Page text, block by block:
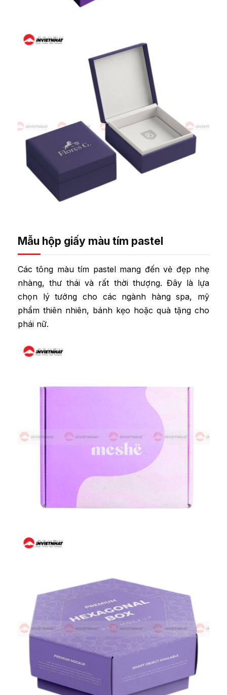
Mẫu hộp giấy màu tím pastel
Các tông màu tím pastel mang đến vẻ đẹp nhẹ
nhàng, thư thái và rất thời thượng. Đây là lựa
chọn lý tưởng cho các ngành hàng spa, mỹ
phẩm thiên nhiên, bánh kẹo hoặc quà tặng cho
phái nữ.